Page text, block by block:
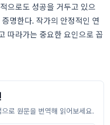
으로도 성공을 거두고 있으
명한다. 작가의 안정적인 연
따라가는 중요한 요인으로 꼽
로 원문을 번역해 읽어보세요.